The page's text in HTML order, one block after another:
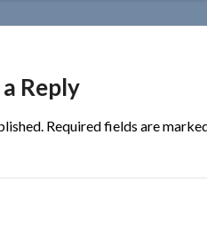
Reply
Required fields are